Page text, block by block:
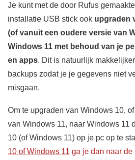
Je kunt met de door Rufus
installatie USB stick ook upgraden
(of vanuit een oudere versie van
Windows 11 met behoud van je
en apps. Dit is natuurlijk
backups zodat je je gegevens niet
misgaan.
Om te upgraden van Windows 10,
van Windows 11, naar Windows 11
10 (of Windows 11) op je pc op te
10 of Windows 11 ga je dan naar de